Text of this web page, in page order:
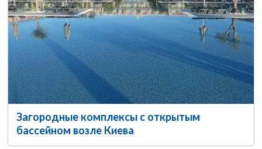
Загородные комплексы с открытым
бассейном возле Киева